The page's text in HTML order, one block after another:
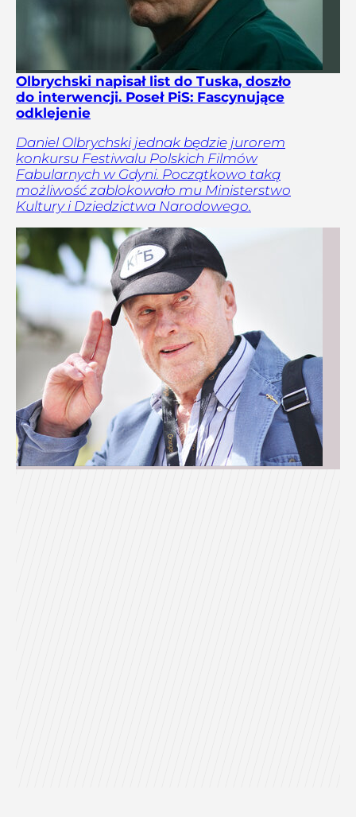
Olbrychski napisał list do Tuska, doszło
do interwencji. Poseł PiS: Fascynujące
odklejenie
Daniel Olbrychski jednak będzie jurorem
konkursu Festiwalu Polskich Filmów
Fabularnych w Gdyni. Początkowo taką
możliwość zablokowało mu Ministerstwo
Kultury i Dziedzictwa Narodowego.